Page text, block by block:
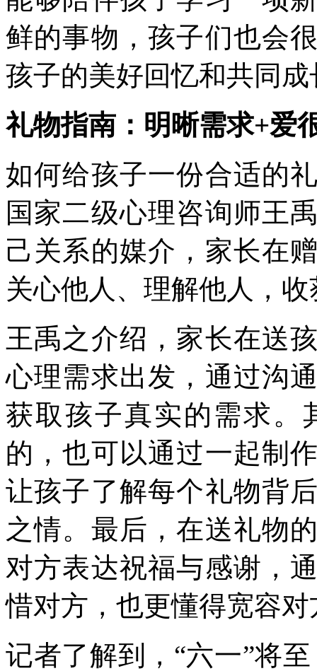
鲜的事物，孩子们也会
孩子的美好回忆和共同成
礼物指南：明晰需求+爱
如何给孩子一份合适的
国家二级心理咨询师王
己关系的媒介，家长在
关心他人、理解他人，
王禹之介绍，家长在送
心理需求出发，通过沟
获取孩子真实的需求。
的，也可以通过一起制
让孩子了解每个礼物背
之情。最后，在送礼物
对方表达祝福与感谢，
惜对方，也更懂得宽容对
记者了解到，“六一”将